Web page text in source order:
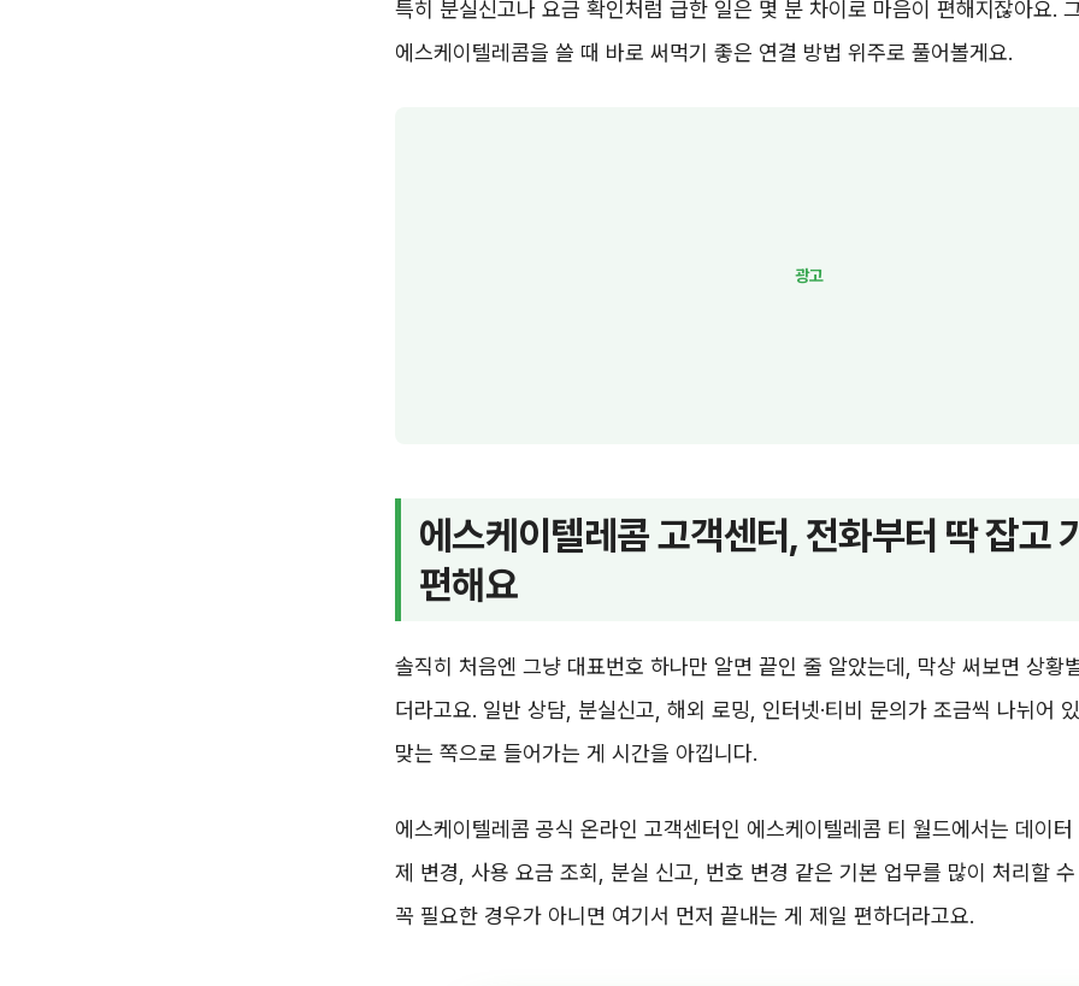
특히 분실신고나 요금 확인처럼 급한 일은 몇 분 차이로 마음이 편해지잖아요.
에스케이텔레콤을 쓸 때 바로 써먹기 좋은 연결 방법 위주로 풀어볼게요.
에스케이텔레콤 고객센터, 전화부터 딱 잡고
편해요
솔직히 처음엔 그냥 대표번호 하나만 알면 끝인 줄 알았는데, 막상 써보면 상황
더라고요. 일반 상담, 분실신고, 해외 로밍, 인터넷·티비 문의가 조금씩 나뉘어
맞는 쪽으로 들어가는 게 시간을 아낍니다.
에스케이텔레콤 공식 온라인 고객센터인 에스케이텔레콤 티 월드에서는 데이
제 변경, 사용 요금 조회, 분실 신고, 번호 변경 같은 기본 업무를 많이 처리할
꼭 필요한 경우가 아니면 여기서 먼저 끝내는 게 제일 편하더라고요.